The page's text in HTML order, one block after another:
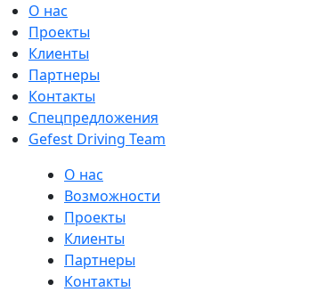
О нас
Проекты
Клиенты
Партнеры
Контакты
Спецпредложения
Gefest Driving Team
О нас
Возможности
Проекты
Клиенты
Партнеры
Контакты